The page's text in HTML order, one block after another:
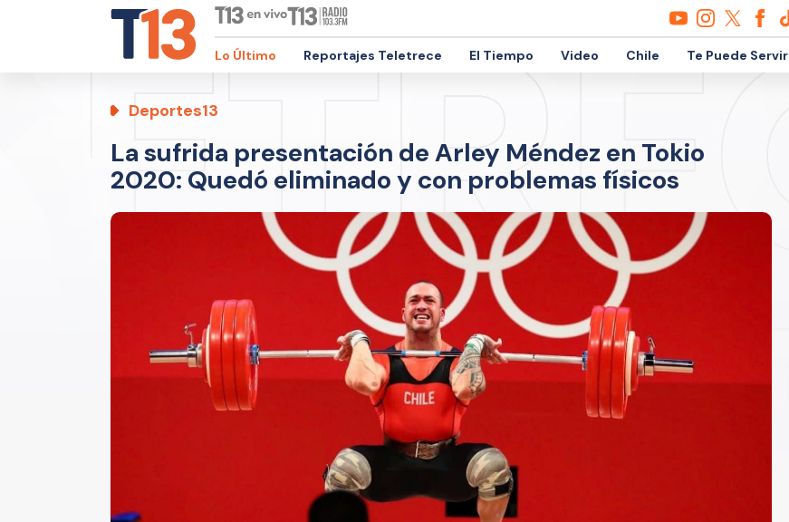
Lo Último Reportajes Teletrece El Tiempo Video Chile Te Puede Servir
Deportes13
La sufrida presentación de Arley Méndez en Tokio
2020: Quedó eliminado y con problemas físicos